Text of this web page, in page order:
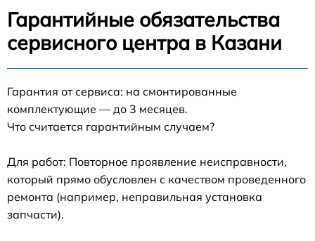
Гарантийные обязательства
сервисного центра в Казани
Гарантия от сервиса: на смонтированные
комплектующие — до 3 месяцев.
Что считается гарантийным случаем?
Для работ: Повторное проявление неисправности,
который прямо обусловлен с качеством проведенного
ремонта (например, неправильная установка
запчасти).